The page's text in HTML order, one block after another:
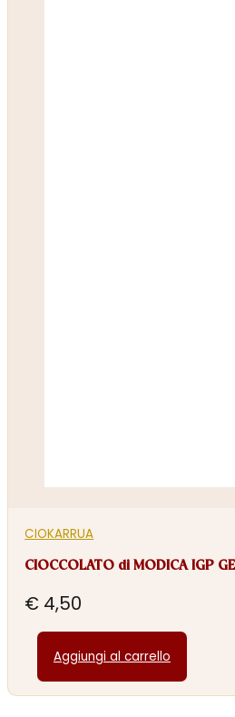
CIOKARRUA
CIOCCOLATO di MODICA IGP
€ 4,50
Aggiungi al carrello